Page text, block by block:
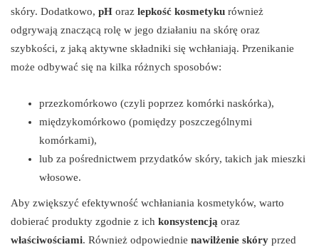
skóry. Dodatkowo, pH oraz lepkość kosmetyku również
odgrywają znaczącą rolę w jego działaniu na skórę oraz
szybkości, z jaką aktywne składniki się wchłaniają. Przenikanie
może odbywać się na kilka różnych sposobów:
przezkomórkowo (czyli poprzez komórki naskórka),
międzykomórkowo (pomiędzy poszczególnymi
komórkami),
lub za pośrednictwem przydatków skóry, takich jak mieszki
włosowe.
Aby zwiększyć efektywność wchłaniania kosmetyków, warto
dobierać produkty zgodnie z ich konsystencją oraz
właściwościami. Również odpowiednie nawilżenie skóry przed